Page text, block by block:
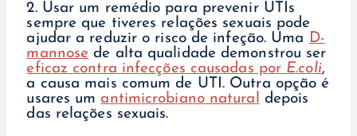
2. Usar um remédio para prevenir UTIs
sempre que tiveres relações sexuais pode
ajudar a reduzir o risco de infeção. Uma D-
mannose de alta qualidade demonstrou ser
eficaz contra infecções causadas por E.coli,
a causa mais comum de UTI. Outra opção é
usares um antimicrobiano natural depois
das relações sexuais.